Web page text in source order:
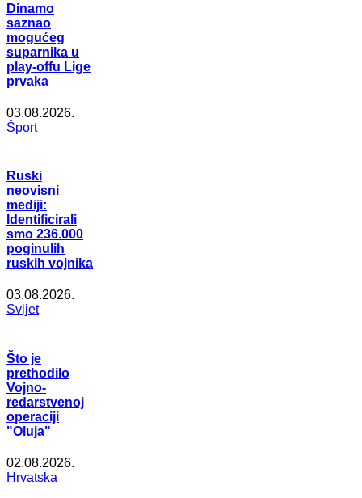
Dinamo
saznao
mogućeg
suparnika u
play-offu Lige
prvaka
03.08.2026.
Šport
Ruski
neovisni
mediji:
Identificirali
smo 236.000
poginulih
ruskih vojnika
03.08.2026.
Svijet
Što je
prethodilo
Vojno-
redarstvenoj
operaciji
"Oluja"
02.08.2026.
Hrvatska